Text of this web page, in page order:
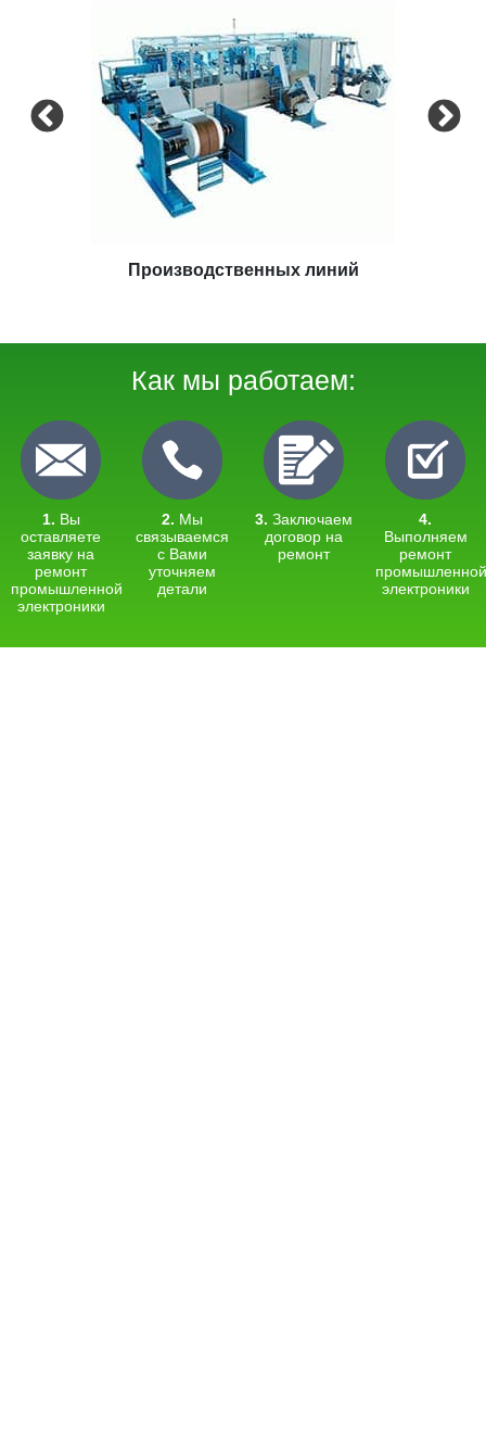
линий
Как мы работаем:
1. Вы
оставляете
заявку на
ремонт
промышленной
электроники
2. Мы
связываемся
с Вами
уточняем
детали
3. Заключаем
договор на
ремонт
4.
Выполняем
ремонт
промышленной
электроники